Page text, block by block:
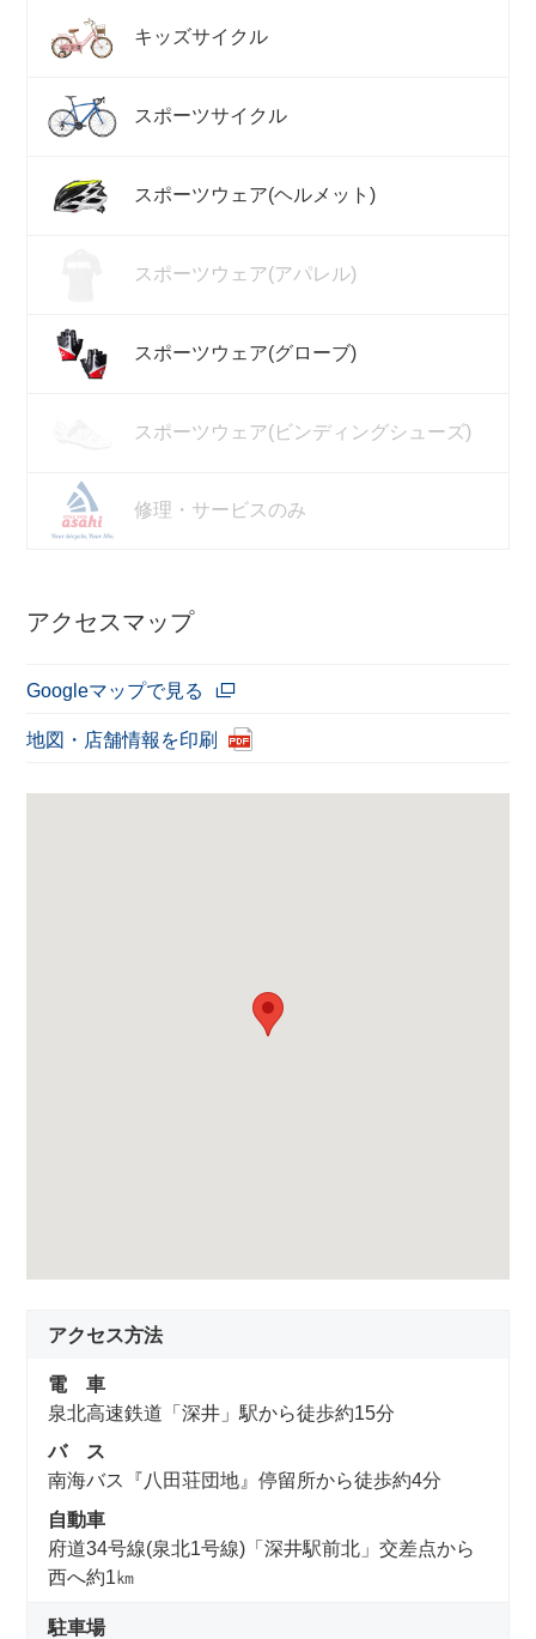
キッズサイクル
スポーツサイクル
スポーツウェア(ヘルメット)
スポーツウェア(アパレル)
スポーツウェア(グローブ)
スポーツウェア(ビンディングシューズ)
修理・サービスのみ
アクセスマップ
Googleマップで見る
地図・店舗情報を印刷
アクセス方法
電 車
泉北高速鉄道「深井」駅から徒歩約15分
バ ス
南海バス『八田荘団地』停留所から徒歩約4分
自動車
府道34号線(泉北1号線)「深井駅前北」交差点から
西へ約1㎞
駐車場